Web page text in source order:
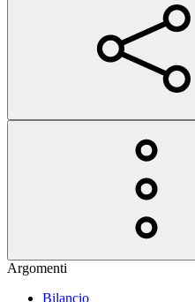
Argomenti
Bilancio